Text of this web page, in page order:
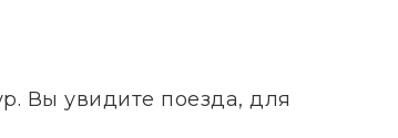
Вы увидите поезда, для